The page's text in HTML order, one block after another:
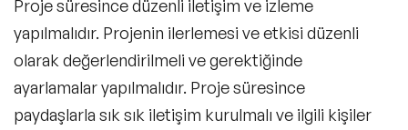
Proje süresince düzenli iletişim ve izleme
yapılmalıdır. Projenin ilerlemesi ve etkisi düzenli
olarak değerlendirilmeli ve gerektiğinde
ayarlamalar yapılmalıdır. Proje süresince
paydaşlarla sık sık iletişim kurulmalı ve ilgili kişiler